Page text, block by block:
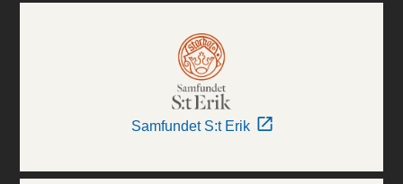
Samfundet S:t Erik